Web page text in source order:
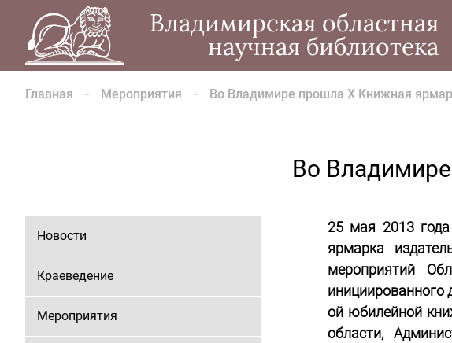
Владимирская областная
научная библиотека
Главная Мероприятия Во Владимире прошла Х Книжная
Во
Новости
Краеведение
Мероприятия
25 мая 2013
ярмарка
мероприятий
инициированного
ой юбилейной
области,